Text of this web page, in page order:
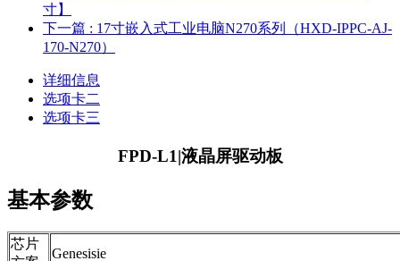
寸】
下一篇 : 17寸嵌入式工业电脑N270系列（HXD-IPPC-AJ-
170-N270）
详细信息
选项卡二
选项卡三
FPD-L1|液晶屏驱动板
基本参数
芯片
Genesisie